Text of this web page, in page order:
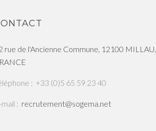
rue de l'Ancienne Commune, 12100 MILLAU,
+33 (0)5 65 59 23 40
recrutement@sogema.net